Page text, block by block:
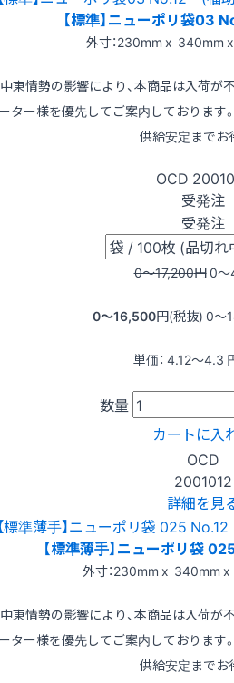
【標準】ニューポリ袋03
外寸：230mm x 340mm
東情勢の影響により、本商品は入荷が
ター様を優先してご案内しております
供給安定まで
OCD
受発注
受発注
0〜17,200円0〜
0〜16,500円(税抜) 0〜
単価： 4.12〜4.3
数量
カートに入
OCD
2001012
詳細を見
【標準薄手】ニューポリ袋
外寸：230mm x 340mm
東情勢の影響により、本商品は入荷が
ター様を優先してご案内しております
供給安定まで